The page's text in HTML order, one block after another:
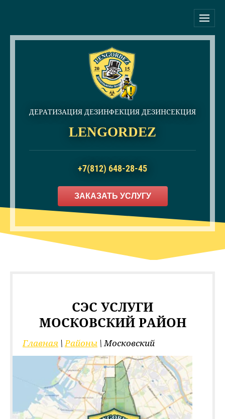
ДЕРАТИЗАЦИЯ ДЕЗИНФЕКЦИЯ ДЕЗИНСЕКЦИЯ
LENGORDEZ
+7(812) 648-28-45
ЗАКАЗАТЬ УСЛУГУ
СЭС УСЛУГИ
МОСКОВСКИЙ РАЙОН
Главная \ Районы \ Московский